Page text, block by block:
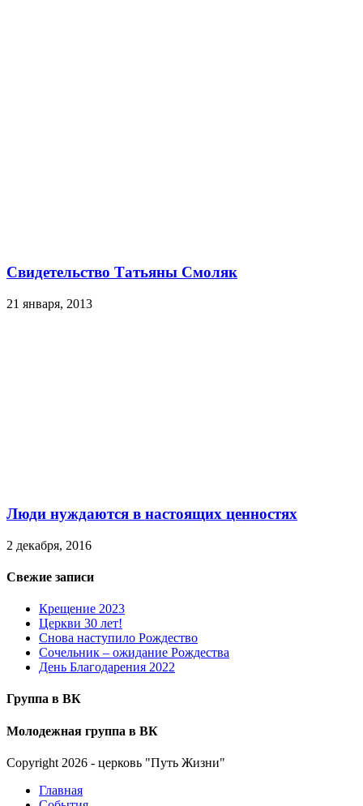
Свидетельство Татьяны Смоляк
21 января, 2013
Люди нуждаются в настоящих ценностях
2 декабря, 2016
Свежие записи
Крещение 2023
Церкви 30 лет!
Снова наступило Рождество
Сочельник – ожидание Рождества
День Благодарения 2022
Группа в ВК
Молодежная группа в ВК
Copyright 2026 - церковь "Путь Жизни"
Главная